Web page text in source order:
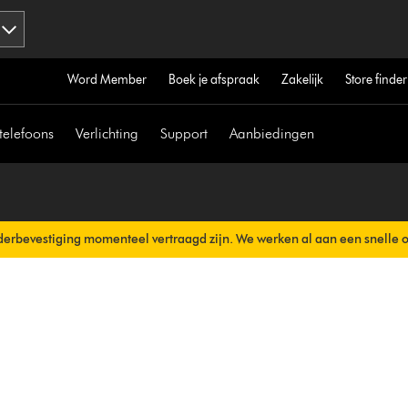
Word Member Boek je afspraak Zakelijk Store finder
Verlichting Support Aanbiedingen
momenteel vertraagd zijn. We werken al aan een snelle